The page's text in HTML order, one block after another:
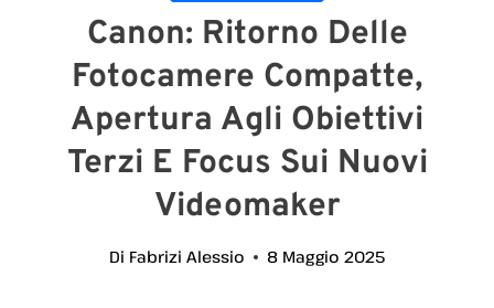
Canon: Ritorno Delle
Fotocamere Compatte,
Apertura Agli Obiettivi
Terzi E Focus Sui Nuovi
Videomaker
Di Fabrizi Alessio 8 Maggio 2025